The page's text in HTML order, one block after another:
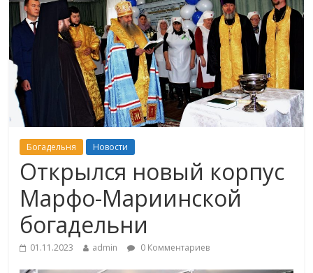
Богадельня Новости
Открылся новый корпус
Марфо-Мариинской
богадельни
01.11.2023 admin 0 Комментариев